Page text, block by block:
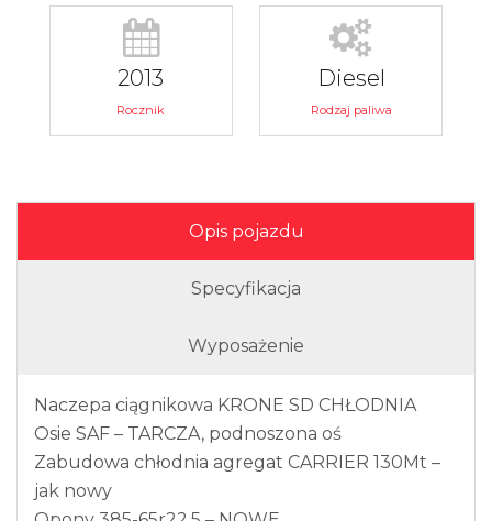
2013
Rocznik
Diesel
Rodzaj paliwa
Opis pojazdu
Specyfikacja
Wyposażenie
Naczepa ciągnikowa KRONE SD CHŁODNIA
Osie SAF – TARCZA, podnoszona oś
Zabudowa chłodnia agregat CARRIER 130Mt –
jak nowy